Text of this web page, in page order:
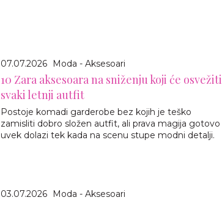
07.07.2026 Moda - Aksesoari
10 Zara aksesoara na sniženju koji će osvežiti
svaki letnji autfit
Postoje komadi garderobe bez kojih je teško
zamisliti dobro složen autfit, ali prava magija gotovo
uvek dolazi tek kada na scenu stupe modni detalji.
03.07.2026 Moda - Aksesoari